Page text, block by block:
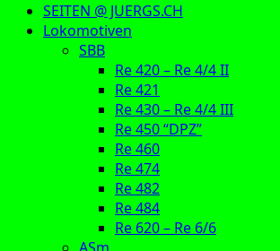
SEITEN @ JUERGS.CH
Lokomotiven
SBB
Re 420 – Re 4/4 II
Re 421
Re 430 – Re 4/4 III
Re 450 “DPZ”
Re 460
Re 474
Re 482
Re 484
Re 620 – Re 6/6